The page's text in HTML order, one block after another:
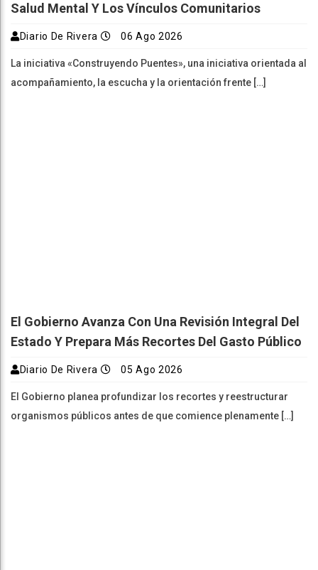
Salud Mental Y Los Vínculos Comunitarios
Diario De Rivera 06 Ago 2026
La iniciativa «Construyendo Puentes», una iniciativa orientada al
acompañamiento, la escucha y la orientación frente […]
El Gobierno Avanza Con Una Revisión Integral Del
Estado Y Prepara Más Recortes Del Gasto Público
Diario De Rivera 05 Ago 2026
El Gobierno planea profundizar los recortes y reestructurar
organismos públicos antes de que comience plenamente […]